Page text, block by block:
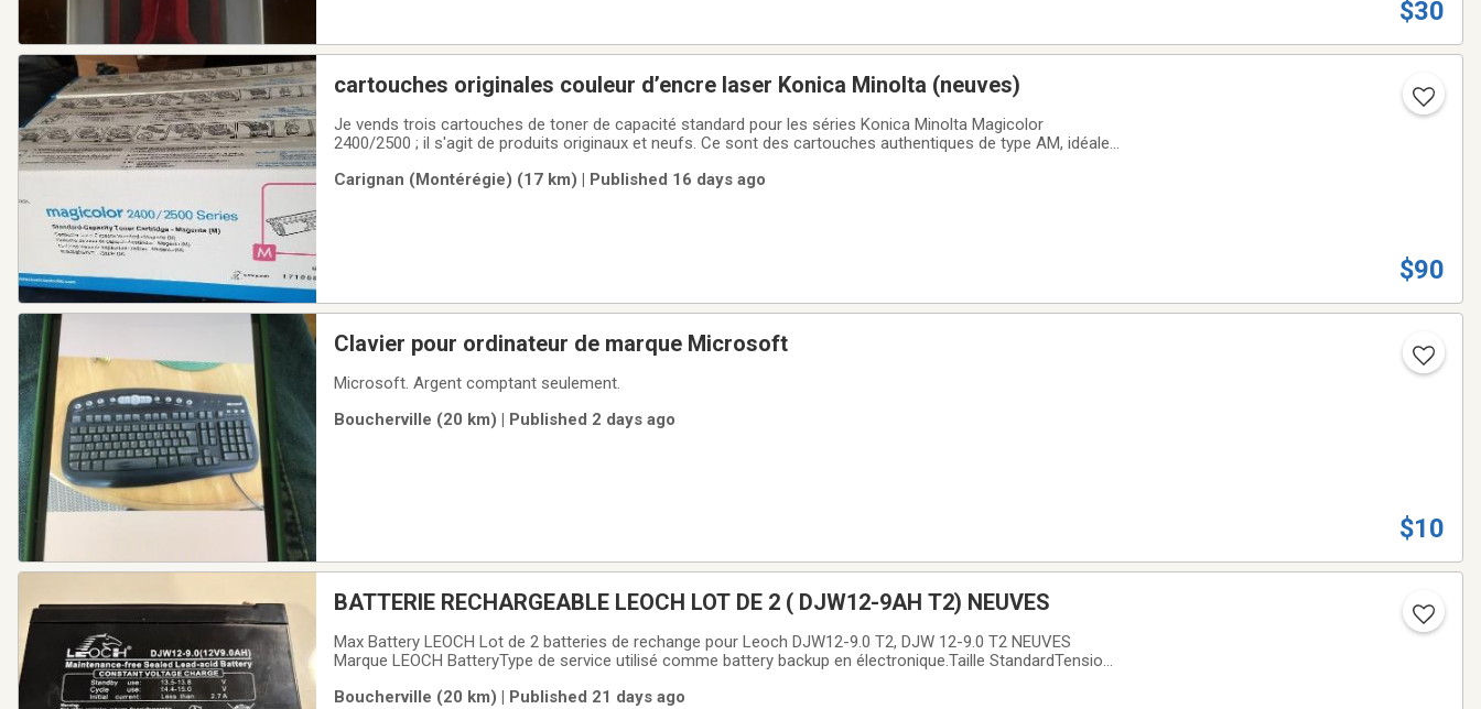
$30
cartouches originales couleur d’encre laser Konica Minolta (neuves)
Je vends trois cartouches de toner de capacité standard pour les séries Konica Minolta Magicolor
2400/2500 ; il s'agit de produits originaux et neufs. Ce sont des cartouches authentiques de type AM, idéale
articles sont neufs et dans leurs
Carignan (Montérégie) (17 km) | Published 16 days ago
$90
Clavier pour ordinateur de marque Microsoft
Microsoft. Argent comptant seulement.
Boucherville (20 km) | Published 2 days ago
$10
BATTERIE RECHARGEABLE LEOCH LOT DE 2 ( DJW12-9AH T2) NEUVES
Max Battery LEOCH Lot de 2 batteries de rechange pour Leoch DJW12-9.0 T2, DJW 12-9.0 T2 NEUVES
Marque LEOCH BatteryType de service utilisé comme battery backup en électronique.Taille StandardTension
du produit 14,9P x 6,4La x 9,9H
Boucherville (20 km) | Published 21 days ago